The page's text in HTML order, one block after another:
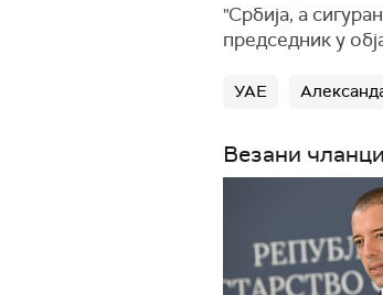
"Србија, а
председник у
УАЕ
Везани чланци